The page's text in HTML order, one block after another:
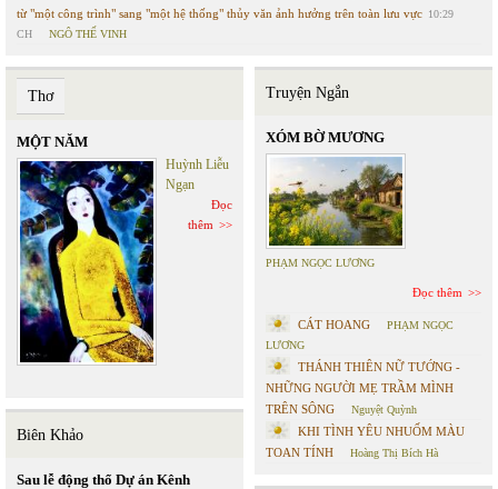
từ "một công trình" sang "một hệ thống" thủy văn ảnh hưởng trên toàn lưu vực 10:29
CH
NGÔ THẾ VINH
Thơ
MỘT NĂM
Huỳnh Liễu
Ngạn
Đọc
thêm
Biên Khảo
Sau lễ động thổ Dự án Kênh
Truyện Ngắn
XÓM BỜ MƯƠNG
PHẠM NGỌC LƯƠNG
Đọc thêm
CÁT HOANG
PHẠM NGỌC
LƯƠNG
THÁNH THIÊN NỮ TƯỚNG -
NHỮNG NGƯỜI MẸ TRẦM MÌNH
TRÊN SÔNG
Nguyệt Quỳnh
KHI TÌNH YÊU NHUỐM MÀU
TOAN TÍNH
Hoàng Thị Bích Hà